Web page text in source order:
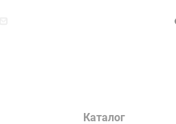
Каталог